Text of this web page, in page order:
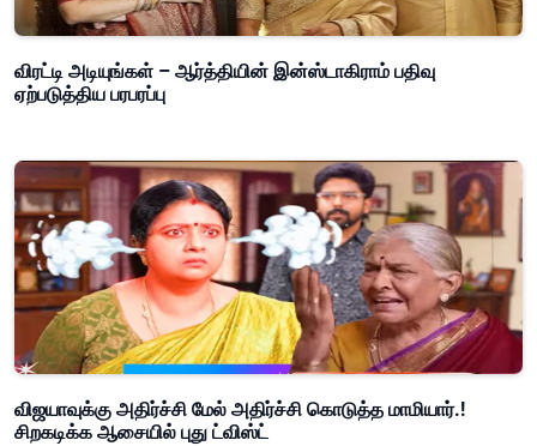
விரட்டி அடியுங்கள் – ஆர்த்தியின் இன்ஸ்டாகிராம் பதிவு
ஏற்படுத்திய பரபரப்பு
விஜயாவுக்கு அதிர்ச்சி மேல் அதிர்ச்சி கொடுத்த மாமியார்.!
சிறகடிக்க ஆசையில் புது ட்விஸ்ட்